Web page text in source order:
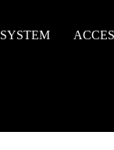
SYSTEM